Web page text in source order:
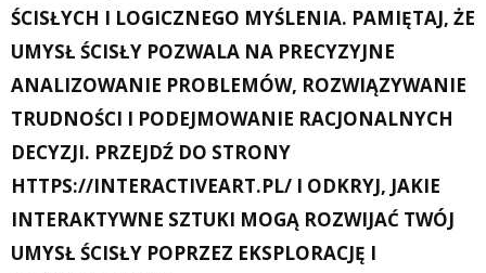
ŚCISŁYCH I LOGICZNEGO MYŚLENIA. PAMIĘTAJ, ŻE
UMYSŁ ŚCISŁY POZWALA NA PRECYZYJNE
ANALIZOWANIE PROBLEMÓW, ROZWIĄZYWANIE
TRUDNOŚCI I PODEJMOWANIE RACJONALNYCH
DECYZJI. PRZEJDŹ DO STRONY
HTTPS://INTERACTIVEART.PL/ I ODKRYJ, JAKIE
INTERAKTYWNE SZTUKI MOGĄ ROZWIJAĆ TWÓJ
UMYSŁ ŚCISŁY POPRZEZ EKSPLORACJĘ I